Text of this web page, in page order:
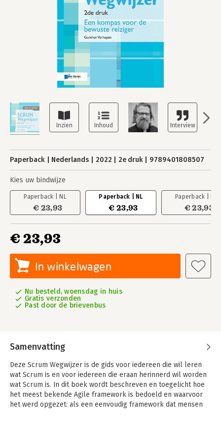
Paperback Nederlands 2022 2e druk 9789401808507
Kies uw bindwijze
Paperback | NL
€ 23,93
Paperback | NL
€ 23,93
Paperback | NL
€ 23,93
€ 23,93
In winkelwagen
Nu besteld, woensdag in huis
Gratis verzonden
Past door de brievenbus
Samenvatting
Deze Scrum Wegwijzer is de gids voor iedereen die wil leren
wat Scrum is en voor iedereen die eraan herinnerd wil worden
wat Scrum is. In dit boek wordt beschreven en toegelicht hoe
het meest bekende Agile framework is bedoeld en waarvoor
het werd opgezet: als een eenvoudig framework dat mensen